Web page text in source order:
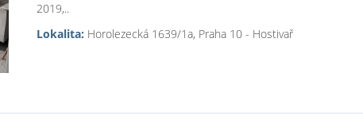
2019,..
Lokalita: Horolezecká 1639/1a, Praha 10 - Hostivař